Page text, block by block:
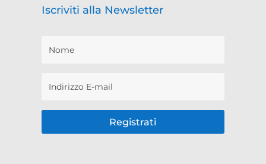
Iscriviti alla Newsletter
Registrati